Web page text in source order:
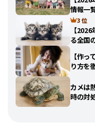
情報一
3 位
【
る全国
【作
り方を
カメは
時の対